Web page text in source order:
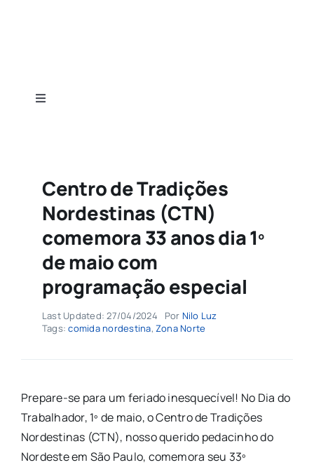
Toggle
Categorias
Sobre
Agenda
para:
Centro de Tradições
Nordestinas (CTN)
comemora 33 anos dia 1º
de maio com
programação especial
Last Updated: 27/04/2024 Por Nilo Luz
Tags:comida nordestina,Zona Norte
Prepare-se para um feriado inesquecível! No Dia do
Trabalhador, 1º de maio, o Centro de Tradições
Nordestinas (CTN), nosso querido pedacinho do
Nordeste em São Paulo, comemora seu 33º